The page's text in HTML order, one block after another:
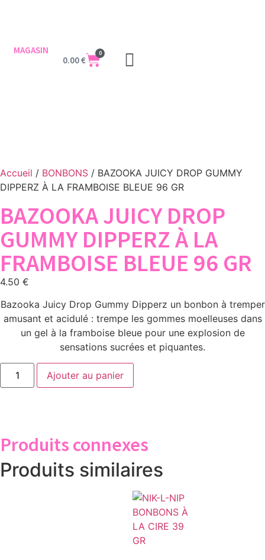
MAGASIN
0.00€
0
Accueil / BONBONS / BAZOOKA JUICY DROP GUMMY
DIPPERZ À LA FRAMBOISE BLEUE 96 GR
BAZOOKA JUICY DROP
GUMMY DIPPERZ À LA
FRAMBOISE BLEUE 96 GR
4.50 €
Bazooka Juicy Drop Gummy Dipperz un bonbon à tremper
amusant et acidulé : trempe les gommes moelleuses dans
un gel à la framboise bleue pour une explosion de
sensations sucrées et piquantes.
Ajouter au panier
Produits connexes
Produits similaires